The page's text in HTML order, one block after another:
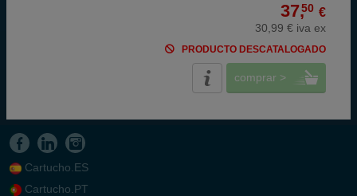
37,50 €
30,99 € iva ex
PRODUCTO DESCATALOGADO
comprar >
Cartucho.ES
Cartucho.PT